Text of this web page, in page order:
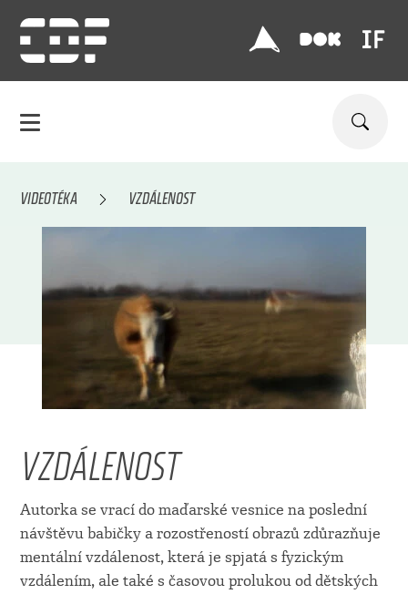
VIDEOTÉKA VZDÁLENOST
VZDÁLENOST
Autorka se vrací do maďarské vesnice na poslední
návštěvu babičky a rozostřeností obrazů zdůrazňuje
mentální vzdálenost, která je spjatá s fyzickým
vzdálením, ale také s časovou prolukou od dětských